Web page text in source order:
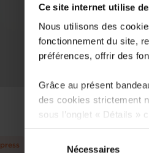
Ce site internet utilise
Nous utilisons des
fonctionnement du site,
préférences, offrir des
Grâce au présent
des cookies strictement
sous l’onglet « Détails »
Il est précisé que la
Nécessaires